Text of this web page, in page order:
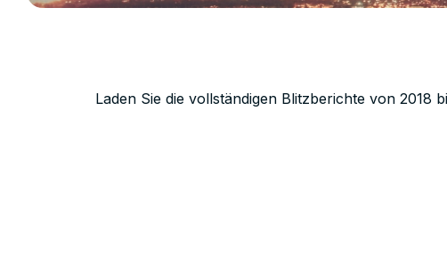
Laden Sie die vollständigen Blitzberichte von 2018